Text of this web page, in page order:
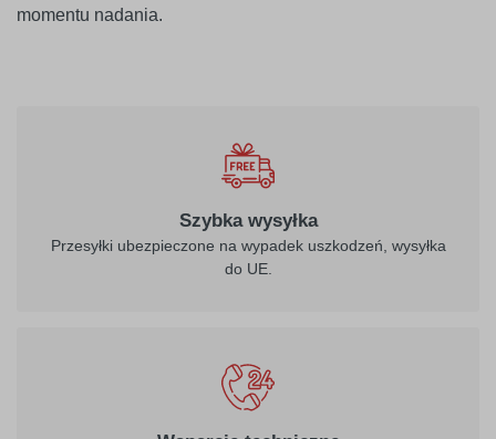
momentu nadania.
Szybka wysyłka
Przesyłki ubezpieczone na wypadek uszkodzeń, wysyłka
do UE.